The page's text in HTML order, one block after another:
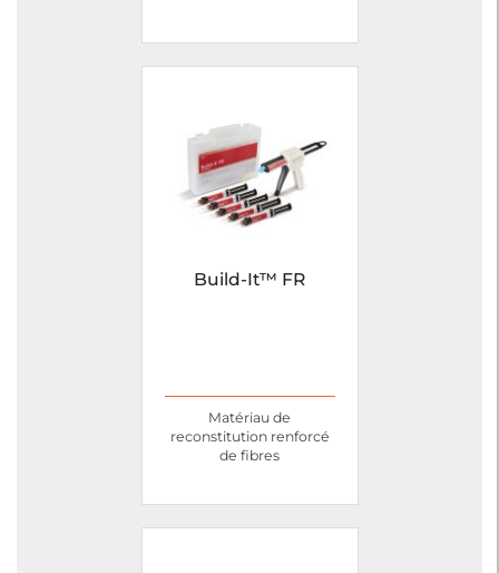
Build-It™ FR
Matériau de
reconstitution renforcé
de fibres